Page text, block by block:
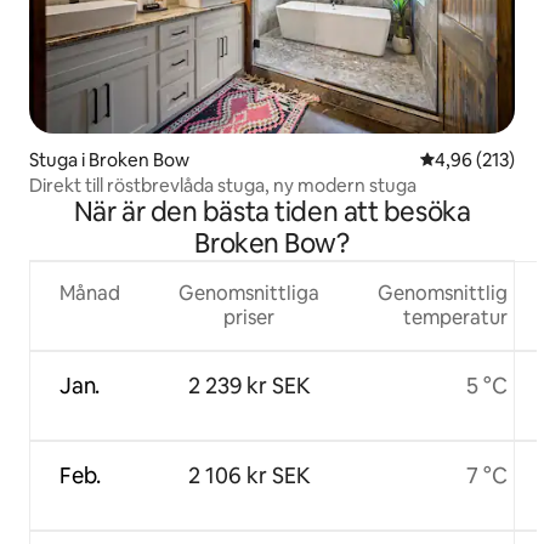
Stuga i Broken Bow 4,96 av 5 i
4,96 (213)
Direkt till röstbrevlåda stuga, ny modern stuga
När är den bästa tiden att besöka
Broken Bow?
Månad
Jan.
Feb.
Genomsnittliga
priser
2 239 kr SEK
2 106 kr SEK
Genomsnittlig
temperatur
5 °C
7 °C